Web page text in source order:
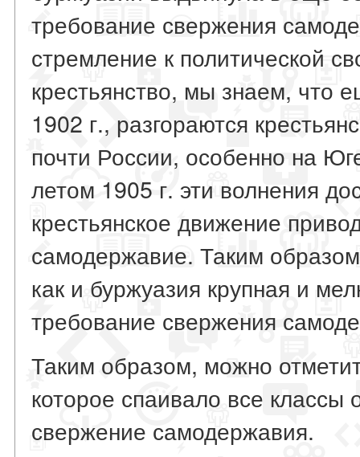
требование свержения
стремление к политической
крестьянство, мы знаем, что
1902 г., разгораются
почти России, особенно на
летом 1905 г. эти волнения
крестьянское движение
самодержавие. Таким
как и буржуазия крупная и
требование свержения
Таким образом, можно
которое спаивало все
свержение самодержавия.